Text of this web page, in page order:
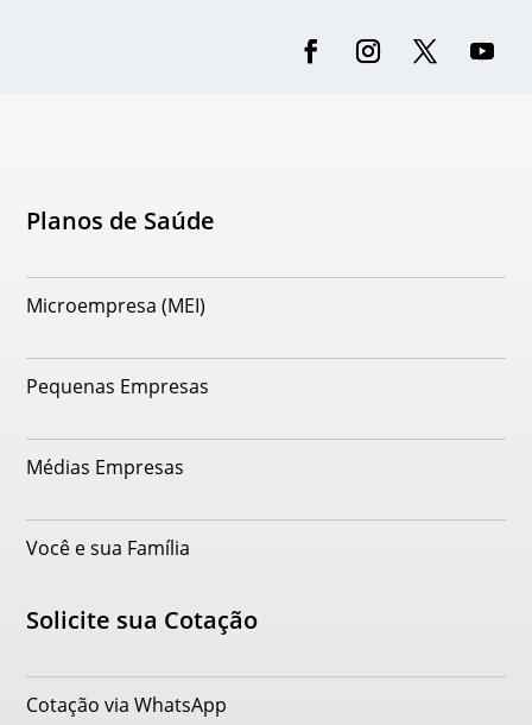
Planos de Saúde
Microempresa (MEI)
Pequenas Empresas
Médias Empresas
Você e sua Família
Solicite sua Cotação
Cotação via WhatsApp